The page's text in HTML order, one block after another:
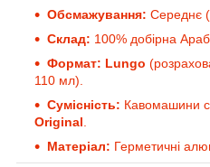
Обсмажування: Середнє
Склад: 100% добірна
Формат: Lungo
110 мл).
Сумісність: Кавомашини
Original.
Матеріал: Герметичні